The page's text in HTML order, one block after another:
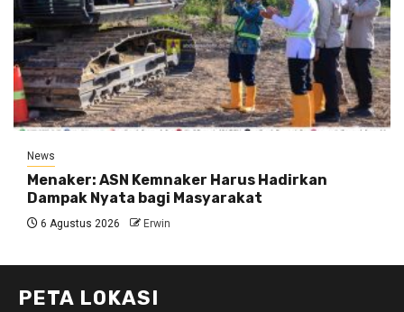
News
Menaker: ASN Kemnaker Harus Hadirkan
Dampak Nyata bagi Masyarakat
6 Agustus 2026 Erwin
PETA LOKASI